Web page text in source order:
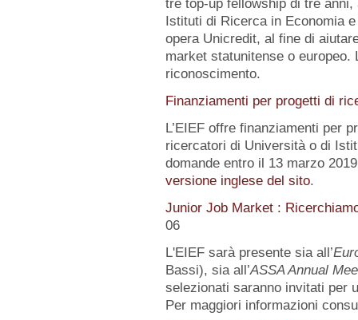
tre top-up fellowship di tre
Istituti di Ricerca in Economia
opera Unicredit, al fine di
market statunitense o europeo.
riconoscimento.
Finanziamenti per progetti di
L’EIEF offre finanziamenti per
ricercatori di Università o di
domande entro il 13 marzo
versione inglese del sito.
Junior Job Market :
06
L'EIEF sarà presente sia all’
Bassi), sia all’ASSA Annual
selezionati saranno invitati per
Per maggiori informazioni